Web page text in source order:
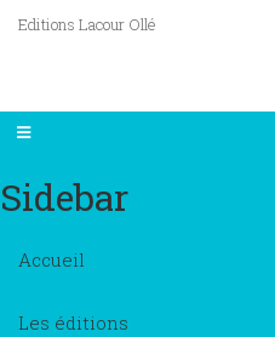
Editions Lacour Ollé
Sidebar
Accueil
Les éditions